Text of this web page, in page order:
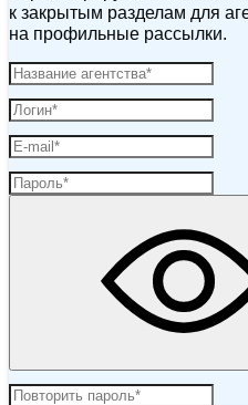
к закрытым разделам для
на профильные рассылки.